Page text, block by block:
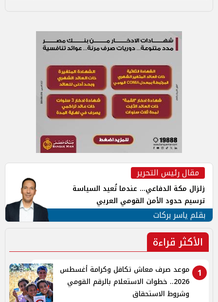
مقال رئيس التحرير
زلزال مكة الدفاعي... عندما تُعيد السياسة
ترسيم حدود الأمن القومي العربي
بقلم ياسر بركات
الأكثر قراءة
1
موعد صرف معاش تكافل وكرامة أغسطس
2026.. خطوات الاستعلام بالرقم القومي
وشروط الاستحقاق